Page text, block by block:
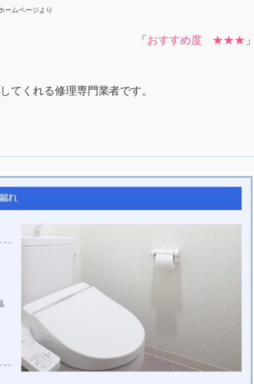
ームページより
「 おすすめ度 ★★★
てくれる修理専門業者です。